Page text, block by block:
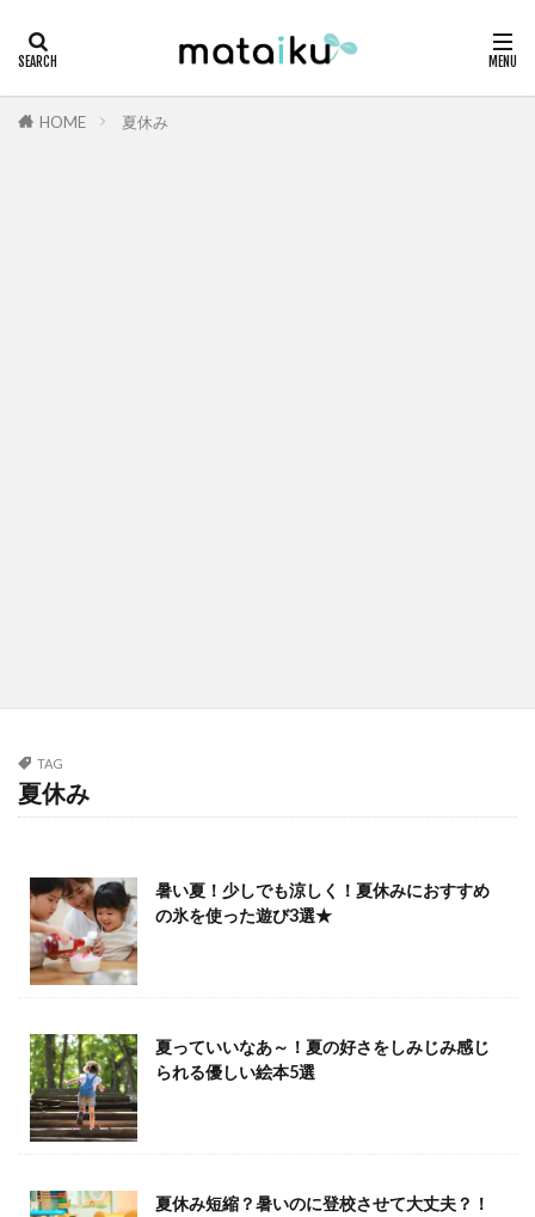
HOME 夏休み
TAG
夏休み
暑い夏！少しでも涼しく！夏休みにおすすめ
の氷を使った遊び3選★
夏っていいなあ～！夏の好さをしみじみ感じ
られる優しい絵本5選
夏休み短縮？暑いのに登校させて大丈夫？！